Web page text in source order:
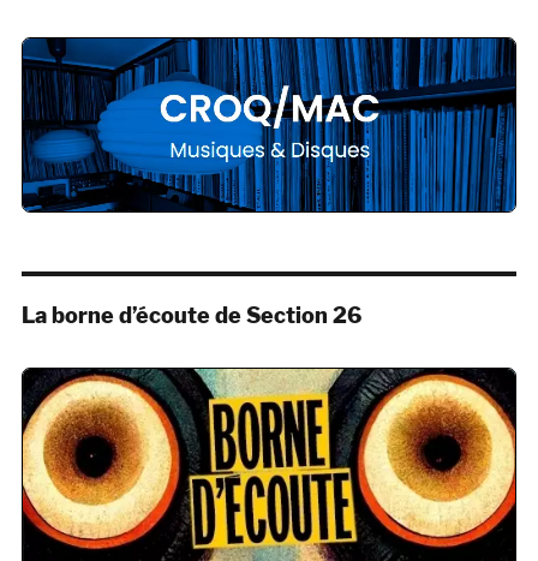
La borne d’écoute de Section 26